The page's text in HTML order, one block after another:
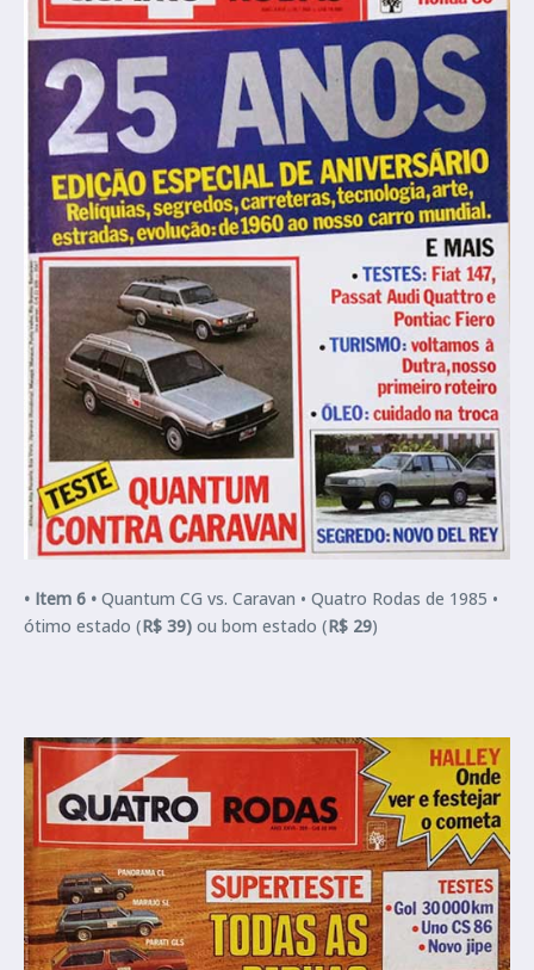
• Item 6 • Quantum CG vs. Caravan • Quatro Rodas de 1985 •
ótimo estado (R$ 39) ou bom estado (R$ 29)